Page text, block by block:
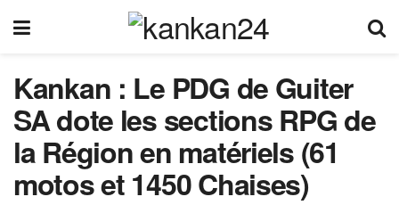
Kankan : Le PDG de Guiter
SA dote les sections RPG de
la Région en matériels (61
motos et 1450 Chaises)